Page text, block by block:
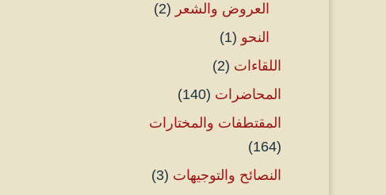
العروض والشعر (2)
النحو (1)
اللقاءات (2)
المحاضرات (140)
المقتطفات والمختارات
(164)
النصائح والتوجيهات (3)